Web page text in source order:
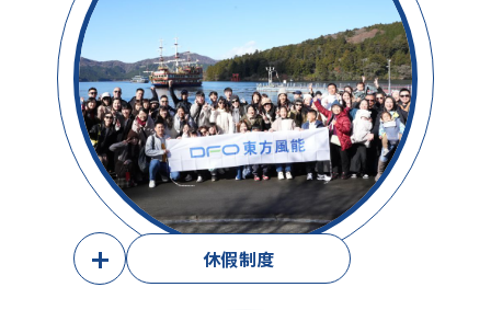
+ 休假制度